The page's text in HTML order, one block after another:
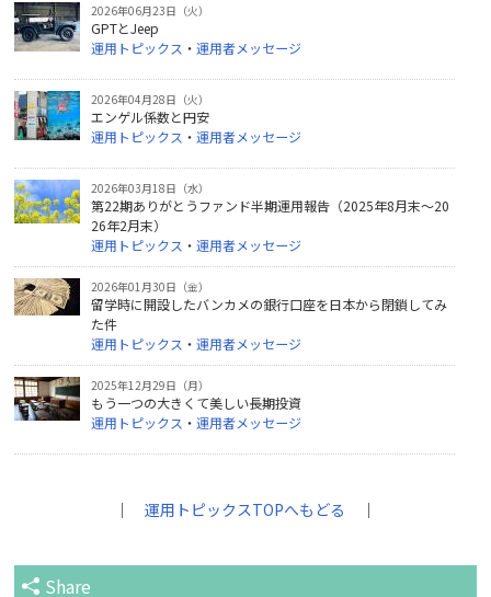
2026年06月23日（火）
GPTとJeep
運用トピックス ・運用者メッセージ
2026年04月28日（火）
エンゲル係数と円安
運用トピックス ・運用者メッセージ
2026年03月18日（水）
第22期ありがとうファンド半期運用報告（2025年8月末～20
26年2月末）
運用トピックス ・運用者メッセージ
2026年01月30日（金）
留学時に開設したバンカメの銀行口座を日本から閉鎖してみ
た件
運用トピックス ・運用者メッセージ
2025年12月29日（月）
もう一つの大きくて美しい長期投資
運用トピックス ・運用者メッセージ
｜運用トピックスTOPへもどる ｜
Share